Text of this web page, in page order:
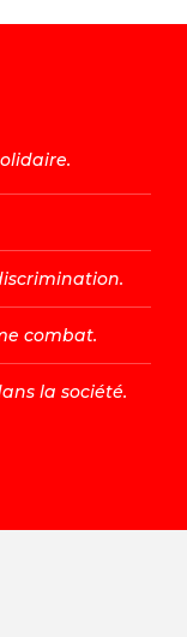
combat.
la société.